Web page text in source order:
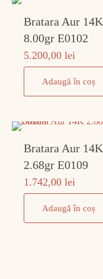
Bratara Aur 14K
8.00gr E0102
5.200,00lei
Adaugă în coș
Bratara Aur 14K
2.68gr E0109
1.742,00lei
Adaugă în coș